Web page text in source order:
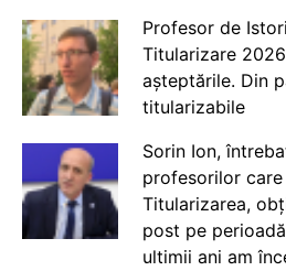
Profesor de
Titularizare
așteptările. Din
titularizabile
Sorin Ion,
profesorilor
Titularizarea,
post pe
ultimii ani am